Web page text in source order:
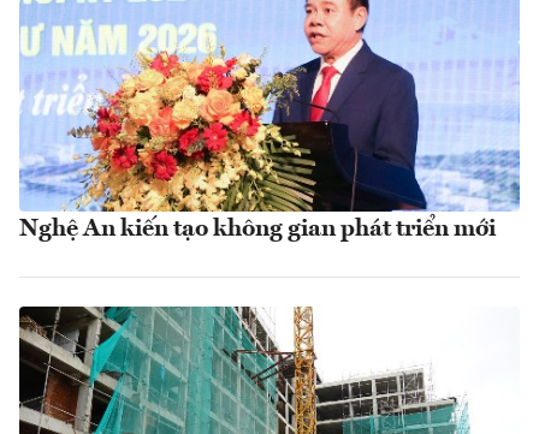
Nghệ An kiến tạo không gian phát triển mới